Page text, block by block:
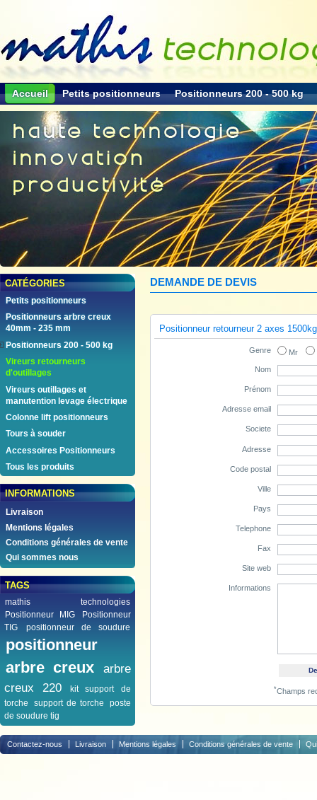
Accueil Petits positionneurs Positionneurs 200 - 500 kg
CATÉGORIES
Petits positionneurs
Positionneurs arbre creux
40mm - 235 mm
Positionneurs 200 - 500 kg
Vireurs retourneurs
d'outillages
Vireurs outillages et
manutention levage électrique
Colonne lift positionneurs
Tours à souder
Accessoires Positionneurs
Tous les produits
INFORMATIONS
Livraison
Mentions légales
Conditions générales de vente
Qui sommes nous
TAGS
mathis technologies
Positionneur MIG
Positionneur
TIG
positionneur de soudure
positionneur
arbre creux
arbre
creux 220
kit support de
torche
support de torche
poste
de soudure tig
DEMANDE DE DEVIS
Positionneur retourneur 2 axes
Genre Mr
Nom
Prénom
Adresse email
Societe
Adresse
Code postal
Ville
Pays
Telephone
Fax
Site web
Informations
*Champs
Contactez-nous Livraison Mentions légales Conditions générales de vente